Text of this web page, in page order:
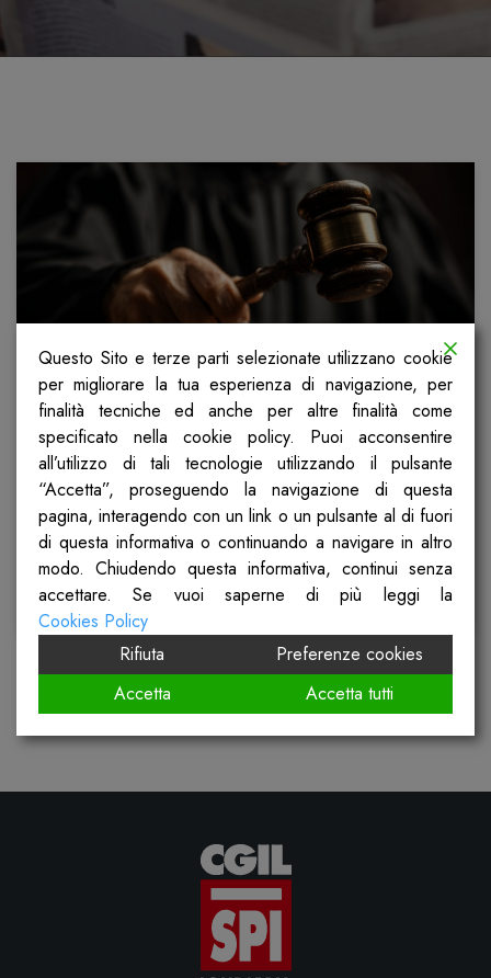
Dizzasco: la sentenza per
maltrattamenti in casa di riposo
Pubblicato il
20 Febbraio 2026
Scopri
Questo Sito e terze parti selezionate utilizzano cookie
per migliorare la tua esperienza di navigazione, per
finalità tecniche ed anche per altre finalità come
specificato nella cookie policy. Puoi acconsentire
all’utilizzo di tali tecnologie utilizzando il pulsante
“Accetta”, proseguendo la navigazione di questa
pagina, interagendo con un link o un pulsante al di fuori
di questa informativa o continuando a navigare in altro
modo. Chiudendo questa informativa, continui senza
accettare. Se vuoi saperne di più leggi la
Cookies Policy
Rifiuta
Preferenze cookies
Accetta
Accetta tutti